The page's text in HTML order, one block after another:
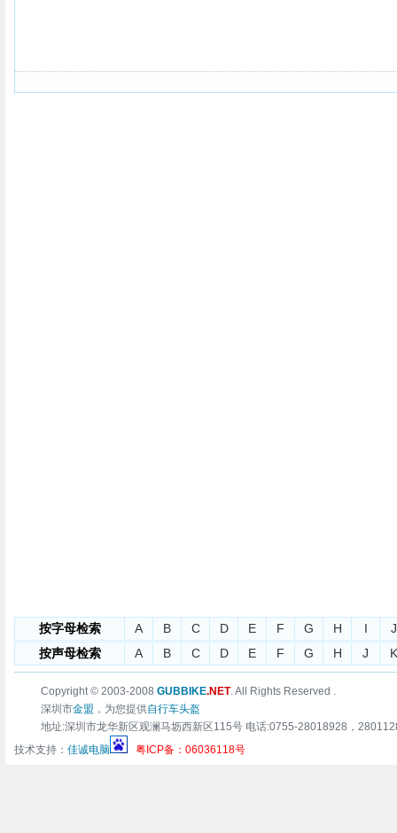
按字母检索 A B C D E F G H I
J
按声母检索
A B C D E F G H J K
Copyright © 2003-2008 GUBBIKE.NET. All Rights Reserved .
深圳市金盟 ，为您提供自行车头盔
地址:深圳市龙华新区观澜马坜西新区115号 电话:0755-28018928，
技术支持： 佳诚电脑 粤ICP备：06036118号